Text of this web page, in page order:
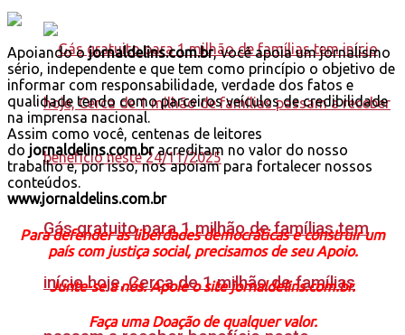
Gás gratuito para 1 milhão de famílias tem
início hoje, Cerca de 1 milhão de famílias
Apoiando ojornaldelins.com.br, você apoia um jornalismo
sério, independente e que tem como princípio o objetivo de
informar com responsabilidade, verdade dos fatos e
qualidade tendo como parceiros veículos de credibilidade
na imprensa nacional.
Assim como você, centenas de leitores
do jornaldelins.com.bracreditam no valor do nosso
trabalho e, por isso, nos apoiam para fortalecer nossos
conteúdos.
www.jornaldelins.com.br
Para defender as liberdades democráticas e construir um
país com justiça social, precisamos de seu Apoio.
Junte-se a nós. Apoie o site jornaldelins.com.br.
Faça uma Doação de qualquer valor.